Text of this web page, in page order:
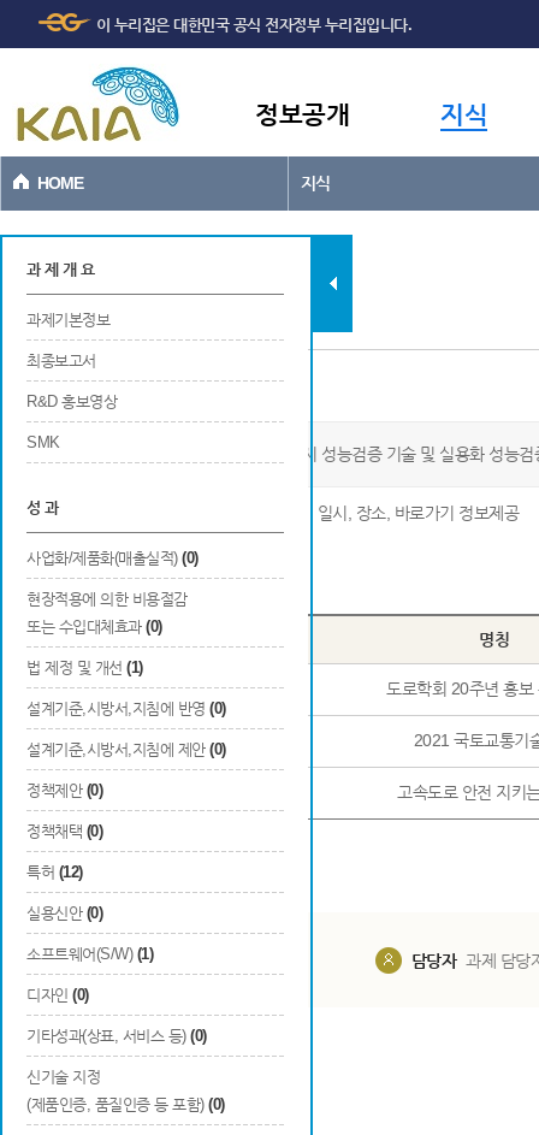
본문바로가기
이 누리집은 대한민국 공식 전자정부 누리집입니다.
정보공개 지식
HOME 지식
과제현황
과 제 개 요
과제기본정보
최종보고서
R&D 홍보영상
SMK
성 과
사업화/제품화(매출실적) (0)
현장적용에 의한 비용절감
또는 수입대체효과 (0)
법 제정 및 개선 (1)
설계기준,시방서,지침에 반영 (0)
설계기준,시방서,지침에 제안 (0)
정책제안 (0)
정책채택 (0)
특허 (12)
실용신안 (0)
소프트웨어(S/W) (1)
디자인 (0)
기타성과(상표, 서비스 등) (0)
신기술 지정
(제품인증, 품질인증 등 포함) (0)
연구개발 관련 홍보
외부자극 감응형 자체 발광형 도로 노면표시 성능검증 기술 및 실용화 성능검
※ 연구개발 관련 홍보에 대한 번호, 구분, 명칭, 일시, 장소, 바로가기 정보제공
Total3건
번호 구분 명칭
1 행사개최 도로학회 20주년 홍보
2 행사개최 2021 국토교통기
3 고속도로 안전 지키
담당부서 해당 사업실 담당자 과제 담당